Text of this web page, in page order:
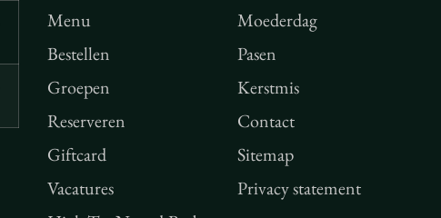
Menu
Bestellen
Groepen
Reserveren
Giftcard
Vacatures
Moederdag
Pasen
Kerstmis
Contact
Sitemap
Privacy statement